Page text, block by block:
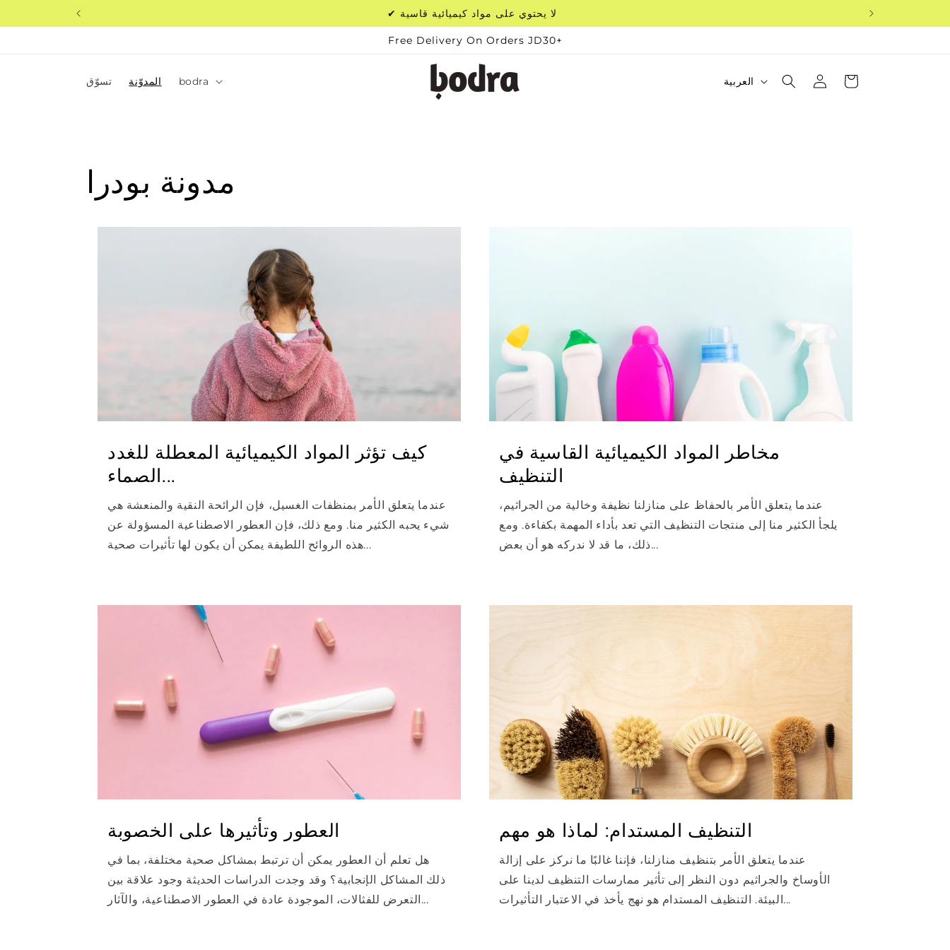
المحتوى
✔ لا يحتوي على مواد كيميائية قاسية
Free Delivery On Orders JD30+
تسوّق المدوّنة bodra العربية
تسجيل
الدخول
التسوق
مدونة بودرا
كيف تؤثر المواد الكيميائية المعطلة للغدد
الصماء...
عندما يتعلق الأمر بمنظفات الغسيل، فإن الرائحة النقية والمنعشة هي
شيء يحبه الكثير منا. ومع ذلك، فإن العطور الاصطناعية المسؤولة عن
هذه الروائح اللطيفة يمكن أن يكون لها تأثيرات صحية...
مخاطر المواد الكيميائية القاسية في
التنظيف
عندما يتعلق الأمر بالحفاظ على منازلنا نظيفة وخالية من الجراثيم،
يلجأ الكثير منا إلى منتجات التنظيف التي تعد بأداء المهمة بكفاءة. ومع
ذلك، ما قد لا ندركه هو أن بعض...
العطور وتأثيرها على الخصوبة
هل تعلم أن العطور يمكن أن ترتبط بمشاكل صحية مختلفة، بما في
ذلك المشاكل الإنجابية؟ وقد وجدت الدراسات الحديثة وجود علاقة بين
التعرض للفثالات، الموجودة عادة في العطور الاصطناعية، والآثار...
التنظيف المستدام: لماذا هو مهم
عندما يتعلق الأمر بتنظيف منازلنا، فإننا غالبًا ما نركز على إزالة
الأوساخ والجراثيم دون النظر إلى تأثير ممارسات التنظيف لدينا على
البيئة. التنظيف المستدام هو نهج يأخذ في الاعتبار التأثيرات...